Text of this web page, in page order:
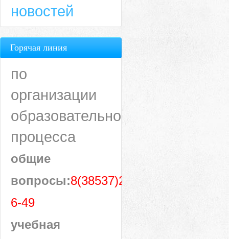
новостей
Горячая линия
по
организации
образовательного
процесса
общие
вопросы:8(38537)28-
6-49
учебная